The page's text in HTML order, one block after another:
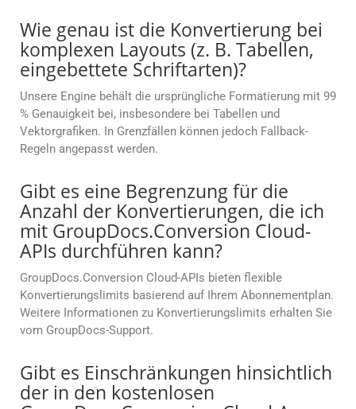
Wie genau ist die Konvertierung bei
komplexen Layouts (z. B. Tabellen,
eingebettete Schriftarten)?
Unsere Engine behält die ursprüngliche Formatierung mit 99
% Genauigkeit bei, insbesondere bei Tabellen und
Vektorgrafiken. In Grenzfällen können jedoch Fallback-
Regeln angepasst werden.
Gibt es eine Begrenzung für die
Anzahl der Konvertierungen, die ich
mit GroupDocs.Conversion Cloud-
APIs durchführen kann?
GroupDocs.Conversion Cloud-APIs bieten flexible
Konvertierungslimits basierend auf Ihrem Abonnementplan.
Weitere Informationen zu Konvertierungslimits erhalten Sie
vom GroupDocs-Support.
Gibt es Einschränkungen hinsichtlich
der in den kostenlosen